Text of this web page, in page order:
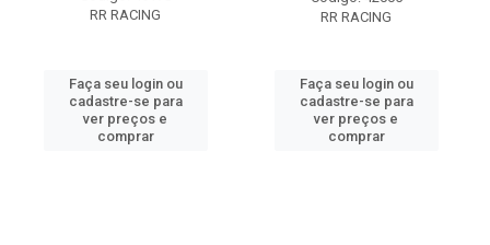
RR RACING
Faça seu login ou
cadastre-se para
ver preços e
comprar
RR RACING
Faça seu login ou
cadastre-se para
ver preços e
comprar